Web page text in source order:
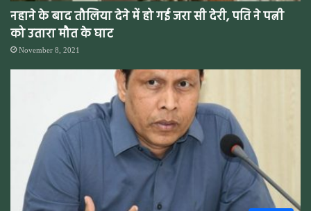
नहाने के बाद तौलिया देने में हो गई जरा सी देरी, पति ने पत्नी
को उतारा मौत के घाट
November 8, 2021